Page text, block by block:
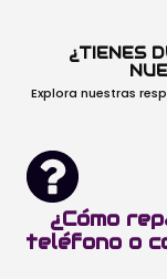
¿TIENES
Explora nuestras
¿Cómo
teléfono o